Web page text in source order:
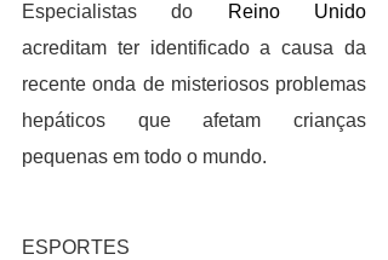
Especialistas do
Reino Unido
acreditam ter identificado a causa da
recente onda de misteriosos problemas
hepáticos que afetam crianças
pequenas em todo o mundo.
ESPORTES